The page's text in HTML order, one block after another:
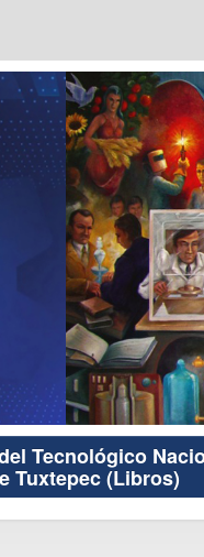
Tecnológico
Tuxtepec (Libros)